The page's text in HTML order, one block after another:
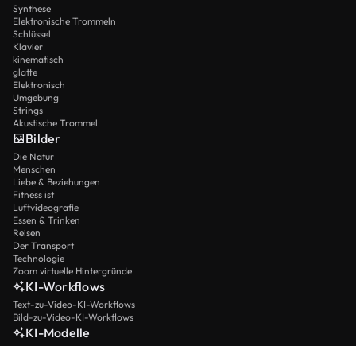
Synthese
Elektronische Trommeln
Schlüssel
Klavier
kinematisch
glatte
Elektronisch
Umgebung
Strings
Akustische Trommel
Bilder
Die Natur
Menschen
Liebe & Beziehungen
Fitness ist
Luftvideografie
Essen & Trinken
Reisen
Der Transport
Technologie
Zoom virtuelle Hintergründe
KI-Workflows
Text-zu-Video-KI-Workflows
Bild-zu-Video-KI-Workflows
KI-Modelle